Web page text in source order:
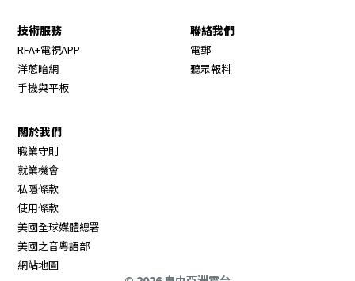
技術服務
RFA+電視APP
洋蔥暗網
手機與平板
聯絡我們
電郵
聽眾報料
關於我們
職業守則
就業機會
私隱條款
使用條款
美國全球媒體總署
美國之音粵語部
網站地圖